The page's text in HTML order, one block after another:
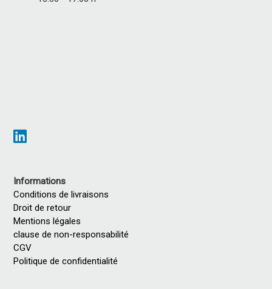
Informations
Conditions de livraisons
Droit de retour
Mentions légales
clause de non-responsabilité
CGV
Politique de confidentialité